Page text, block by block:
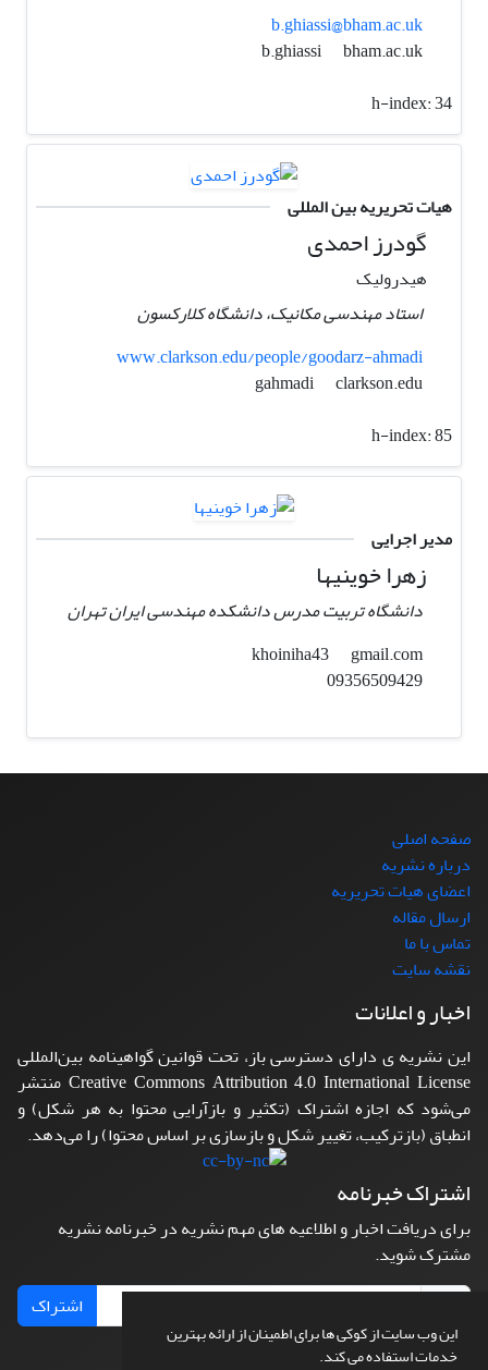
این وب سایت از کوکی ها برای اطمینان از ارائه بهترین
خدمات استفاده می کند.
b.ghiassi@bham.ac.uk
bham.ac.uk
h-index:34
هیات تحریریه بین المللی
گودرز احمدی
هیدرولیک
استاد مهندسی مکانیک، دانشگاه کلارکسون
www.clarkson.edu/people/goodarz-ahmadi
clarkson.edu
h-index:85
مدیر اجرایی
زهرا خوینیها
دانشگاه تربیت مدرس دانشکده مهندسی ایران تهران
gmail.com
صفحه اصلی
درباره نشریه
اعضای هیات تحریریه
ارسال مقاله
تماس با ما
نقشه سایت
اخبار و اعلانات
این نشریه ی دارای دسترسی باز، تحت قوانین گواهینامه بین‌المللی
Creative Commons Attribution 4.0 International License منتشر
می‌شود که اجازه اشتراک (تکثیر و بازآرایی محتوا به هر شکل) و
انطباق (بازترکیب، تغییر شکل و بازسازی بر اساس محتوا) را می‌دهد.
اشتراک خبرنامه
برای دریافت اخبار و اطلاعیه های مهم نشریه در خبرنامه نشریه
مشترک شوید.
اشتراک